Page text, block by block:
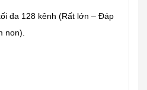
đa 128 kênh (Rất lớn – Đáp
non).